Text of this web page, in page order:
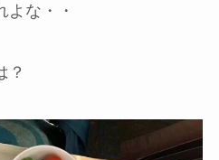
よな・・
？